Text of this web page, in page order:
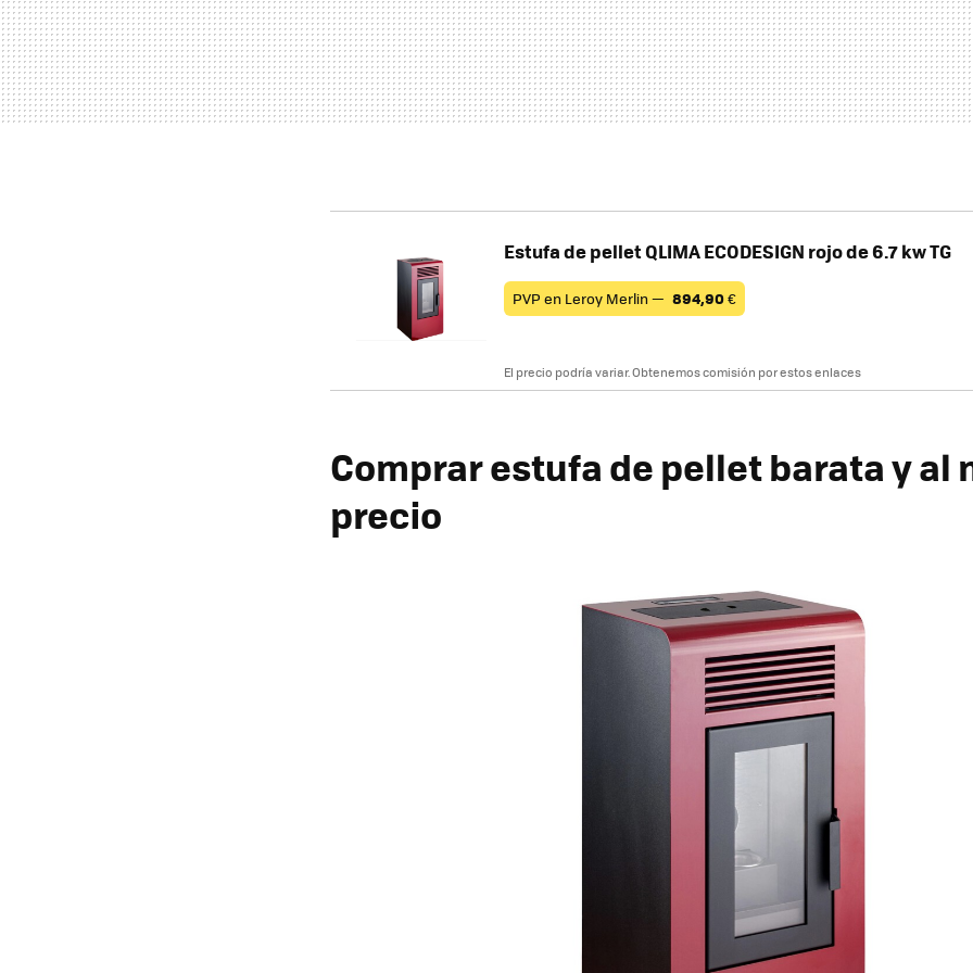
Estufa de pellet QLIMA ECODESIGN rojo de 6.7 kw TG
PVP en Leroy Merlin — 894,90€
El precio podría variar. Obtenemos comisión por estos enlaces
Comprar estufa de pellet barata y al
precio